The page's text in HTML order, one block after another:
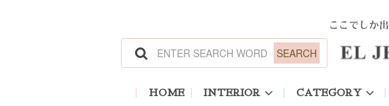
HOME INTERIOR CATEGORY